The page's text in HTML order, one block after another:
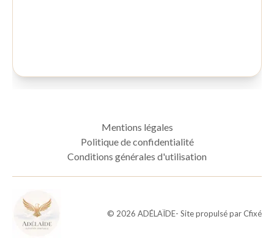
Mentions légales
Politique de confidentialité
Conditions générales d'utilisation
© 2026 ADÉLAÏDE- Site propulsé parCfixé